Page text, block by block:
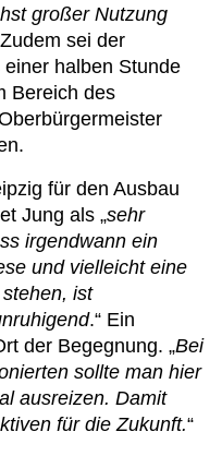
großer Nutzung
Zudem sei der
halben Stunde
Bereich des
für den Ausbau
Jung als „sehr
irgendwann ein
und vielleicht eine
ist
.“ Ein
der Begegnung. „Bei
sollte man hier
ausreizen. Damit
für die Zukunft.“